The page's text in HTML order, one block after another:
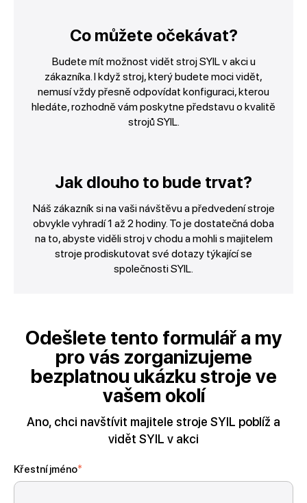
Co můžete očekávat?
Budete mít možnost vidět stroj SYIL v akci u
zákazníka. I když stroj, který budete moci vidět,
nemusí vždy přesně odpovídat konfiguraci, kterou
hledáte, rozhodně vám poskytne představu o kvalitě
strojů SYIL.
Jak dlouho to bude trvat?
Náš zákazník si na vaši návštěvu a předvedení stroje
obvykle vyhradí 1 až 2 hodiny. To je dostatečná doba
na to, abyste viděli stroj v chodu a mohli s majitelem
stroje prodiskutovat své dotazy týkající se
společnosti SYIL.
Odešlete tento formulář a my
pro vás zorganizujeme
bezplatnou ukázku stroje ve
vašem okolí
Ano, chci navštívit majitele stroje SYIL poblíž a
vidět SYIL v akci
Křestní jméno*